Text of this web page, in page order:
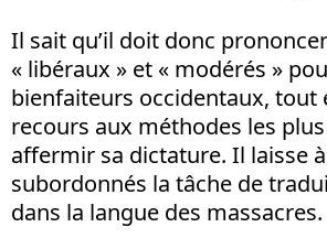
Il sait qu’il doit donc
« libéraux » et « modérés »
bienfaiteurs occidentaux, tout
recours aux méthodes les
affermir sa dictature. Il laisse
subordonnés la tâche de
dans la langue des massacres.